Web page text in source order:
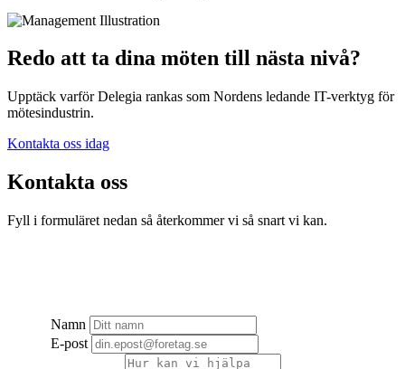
Redo att ta dina möten till nästa nivå?
Upptäck varför Delegia rankas som Nordens ledande IT-verktyg för
mötesindustrin.
Kontakta oss idag
Kontakta oss
Fyll i formuläret nedan så återkommer vi så snart vi kan.
Namn
E-post